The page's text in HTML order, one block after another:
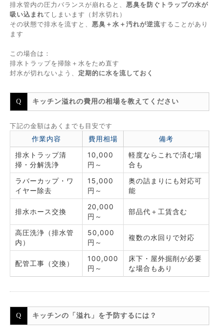
排水管内の圧力バランスが崩れると、 悪臭を防ぐトラップの水が
吸い込まれてしまいます（封水切れ）
その状態で排水を流すと、 悪臭＋水＋汚れが逆流することがあり
ます
この場合は：
排水トラップを掃除＋水をため直す
封水が切れないよう、 定期的に水を流しておく
キッチン溢れの費用の相場を教えてください
下記の金額はあくまでも目安です
作業内容 費用相場
備考
排水トラップ清
掃・分解洗浄
10,000
円～
軽度ならこれで済む場
合も
ラバーカップ・ワ
イヤー除去
15,000
円～
奥の詰まりにも対応可
能
排水ホース交換
20,000
円～
部品代＋工賃含む
高圧洗浄（排水管
内）
50,000
円～
複数の水回りで対応
配管工事（交換）
100,000
円～
床下・屋外掘削が必要
な場合もあり
キッチンの「溢れ」を予防するには？